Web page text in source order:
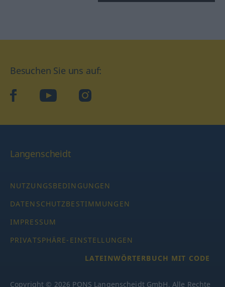
Besuchen Sie uns auf:
facebookYouTube Instagram
Langenscheidt
NUTZUNGSBEDINGUNGEN
DATENSCHUTZBESTIMMUNGEN
IMPRESSUM
PRIVATSPHÄRE-EINSTELLUNGEN
LATEINWÖRTERBUCH MIT CODE
Copyright © 2026 PONS Langenscheidt GmbH, Alle Rechte